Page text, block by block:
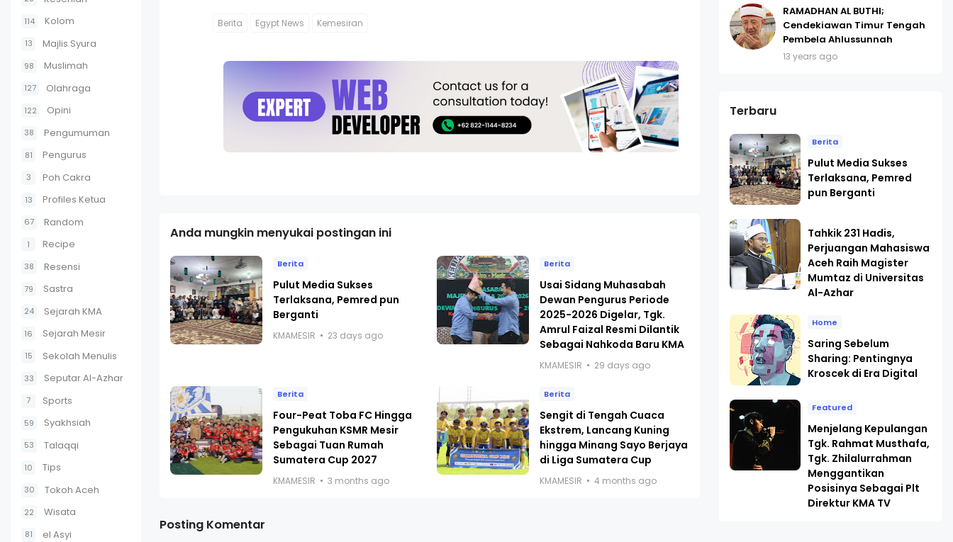
114 Kolom
13 Majlis Syura
98 Muslimah
127 Olahraga
122 Opini
38 Pengumuman
81 Pengurus
3 Poh Cakra
13 Profiles Ketua
67 Random
1 Recipe
38 Resensi
79 Sastra
24 Sejarah KMA
16 Sejarah Mesir
15 Sekolah Menulis
33 Seputar Al-Azhar
7 Sports
59 Syakhsiah
53 Talaqqi
10 Tips
30 Tokoh Aceh
22 Wisata
81 el Asyi
Berita Egypt News Kemesiran
Anda mungkin menyukai postingan ini
Berita
Pulut Media Sukses
Terlaksana, Pemred pun
Berganti
KMAMESIR 23 days ago
Berita
Usai Sidang Muhasabah
Dewan Pengurus Periode
2025-2026 Digelar, Tgk.
Amrul Faizal Resmi Dilantik
Sebagai Nahkoda Baru KMA
KMAMESIR 29 days ago
Berita
Four-Peat Toba FC Hingga
Pengukuhan KSMR Mesir
Sebagai Tuan Rumah
Sumatera Cup 2027
KMAMESIR 3 months ago
Berita
Sengit di Tengah Cuaca
Ekstrem, Lancang Kuning
hingga Minang Sayo Berjaya
di Liga Sumatera Cup
KMAMESIR 4 months ago
Posting Komentar
RAMADHAN AL BUTHI;
Cendekiawan Timur Tengah
Pembela Ahlussunnah
13 years ago
Terbaru
Berita
Pulut Media Sukses
Terlaksana, Pemred
pun Berganti
Tahkik 231 Hadis,
Perjuangan Mahasiswa
Aceh Raih Magister
Mumtaz di Universitas
Al-Azhar
Home
Saring Sebelum
Sharing: Pentingnya
Kroscek di Era Digital
Featured
Menjelang Kepulangan
Tgk. Rahmat Musthafa,
Tgk. Zhilalurrahman
Menggantikan
Posisinya Sebagai Plt
Direktur KMA TV